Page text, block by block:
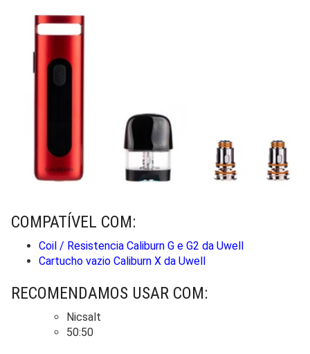
COMPATÍVEL COM:
Coil / Resistencia Caliburn G e G2 da Uwell
Cartucho vazio Caliburn X da Uwell
RECOMENDAMOS USAR COM:
Nicsalt
50:50